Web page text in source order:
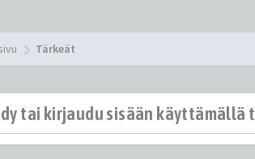
Tärkeät
tai kirjaudu sisään käyttämällä